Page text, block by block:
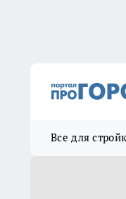
Все для